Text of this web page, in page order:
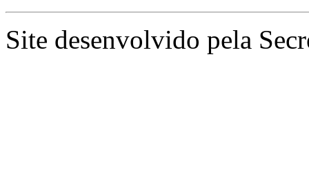
Site desenvolvido pela